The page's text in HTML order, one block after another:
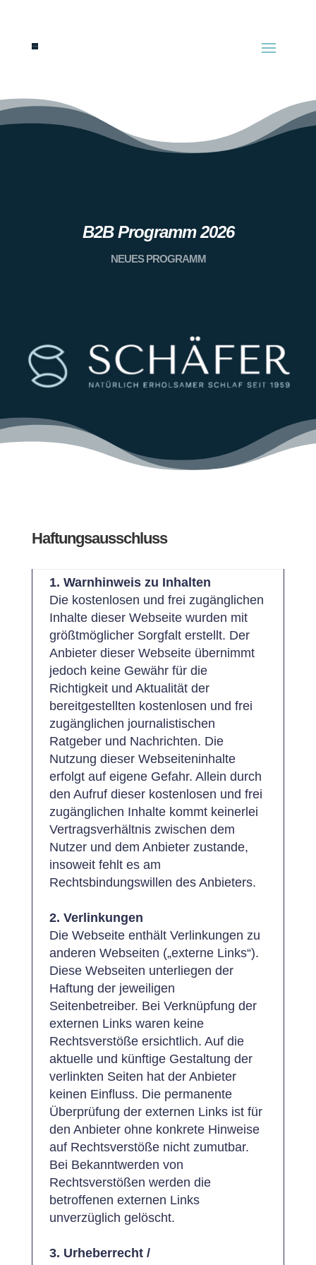
B2B Programm 2026
NEUES PROGRAMM
Haftungsausschluss
1. Warnhinweis zu Inhalten
Die kostenlosen und frei zugänglichen
Inhalte dieser Webseite wurden mit
größtmöglicher Sorgfalt erstellt. Der
Anbieter dieser Webseite übernimmt
jedoch keine Gewähr für die
Richtigkeit und Aktualität der
bereitgestellten kostenlosen und frei
zugänglichen journalistischen
Ratgeber und Nachrichten. Die
Nutzung dieser Webseiteninhalte
erfolgt auf eigene Gefahr. Allein durch
den Aufruf dieser kostenlosen und frei
zugänglichen Inhalte kommt keinerlei
Vertragsverhältnis zwischen dem
Nutzer und dem Anbieter zustande,
insoweit fehlt es am
Rechtsbindungswillen des Anbieters.
2. Verlinkungen
Die Webseite enthält Verlinkungen zu
anderen Webseiten („externe Links“).
Diese Webseiten unterliegen der
Haftung der jeweiligen
Seitenbetreiber. Bei Verknüpfung der
externen Links waren keine
Rechtsverstöße ersichtlich. Auf die
aktuelle und künftige Gestaltung der
verlinkten Seiten hat der Anbieter
keinen Einfluss. Die permanente
Überprüfung der externen Links ist für
den Anbieter ohne konkrete Hinweise
auf Rechtsverstöße nicht zumutbar.
Bei Bekanntwerden von
Rechtsverstößen werden die
betroffenen externen Links
unverzüglich gelöscht.
3. Urheberrecht /